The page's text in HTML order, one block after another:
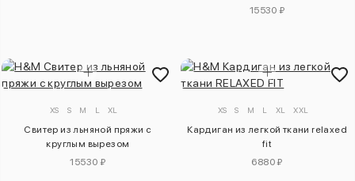
15530 ₽
XS S M L XL
Свитер из льняной пряжи с
круглым вырезом
15530 ₽
XS S M L XL XXL
Кардиган из легкой ткани relaxed
fit
6880 ₽